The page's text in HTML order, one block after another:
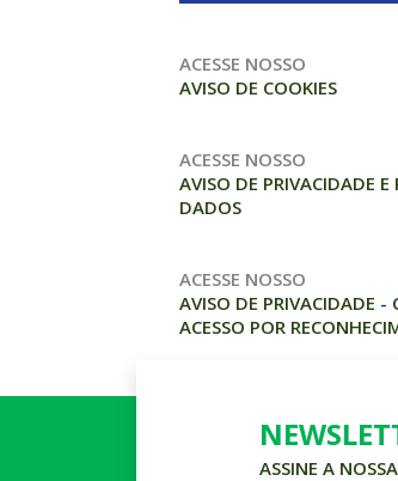
ACESSE NOSSO
AVISO DE COOKIES
ACESSE NOSSO
AVISO DE PRIVACIDADE E
DADOS
ACESSE NOSSO
AVISO DE PRIVACIDADE -
ACESSO POR
ASSINE A